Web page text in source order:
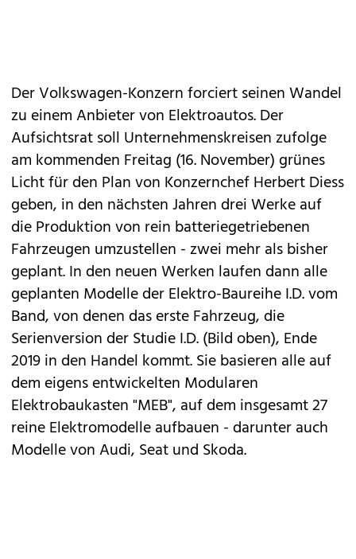
DerVolkswagen-Konzern forciert seinen Wandel
zu einem Anbieter von Elektroautos. Der
Aufsichtsrat soll Unternehmenskreisen zufolge
am kommenden Freitag (16. November) grünes
Licht für den Plan von Konzernchef Herbert Diess
geben, in den nächsten Jahren drei Werke auf
die Produktion von rein batteriegetriebenen
Fahrzeugen umzustellen - zwei mehr als bisher
geplant. In den neuen Werken laufen dann alle
geplanten Modelle derElektro-Baureihe I.D.vom
Band, von denen das erste Fahrzeug, die
Serienversion der Studie I.D. (Bild oben), Ende
2019 in den Handel kommt. Sie basieren alle auf
dem eigens entwickelten Modularen
Elektrobaukasten "MEB", auf dem insgesamt27
reine Elektromodelleaufbauen - darunter auch
Modelle von Audi, Seat und Skoda.